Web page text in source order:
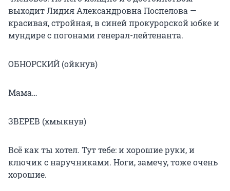
выходит Лидия Александровна Поспелова —
красивая, стройная, в синей прокурорской юбке и
мундире с погонами генерал-лейтенанта.
ОБНОРСКИЙ (ойкнув)
Мама…
ЗВЕРЕВ (хмыкнув)
Всё как ты хотел. Тут тебе: и хорошие руки, и
ключик с наручниками. Ноги, замечу, тоже очень
хорошие.